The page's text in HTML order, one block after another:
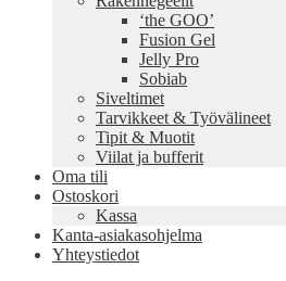
‘the GOO’
Fusion Gel
Jelly Pro
Sobiab
Siveltimet
Tarvikkeet & Työvälineet
Tipit & Muotit
Viilat ja bufferit
Oma tili
Ostoskori
Kassa
Kanta-asiakasohjelma
Yhteystiedot